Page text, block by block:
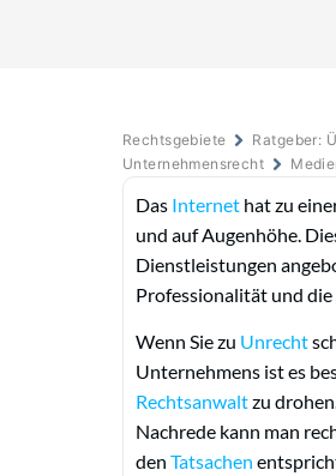
Rechtsgebiete Ratgeber:
Unternehmensrecht
Das Internet hat zu
und auf Augenhöhe.
Dienstleistungen
Professionalität und die
Wenn Sie zu Unrecht
Unternehmens ist es
Rechtsanwaltzu
Nachrede kann man
den Tatsachen